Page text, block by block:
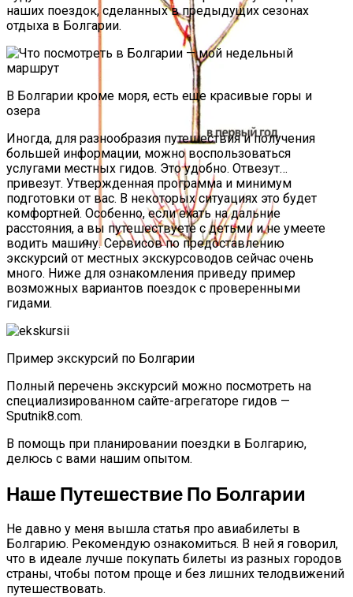
Схема, Как Обрезать Абрикос, Чтобы
Был Хороший Урожай
наших поездок, сделанных в предыдущих сезонах
отдыха в Болгарии.
В Болгарии кроме моря, есть еще красивые горы и
озера
Иногда, для разнообразия путешествия и получения
большей информации, можно воспользоваться
услугами местных гидов. Это удобно. Отвезут…
привезут. Утвержденная программа и минимум
подготовки от вас. В некоторых ситуациях это будет
комфортней. Особенно, если ехать на дальние
расстояния, а вы путешествуете с детьми и не умеете
водить машину. Сервисов по предоставлению
экскурсий от местных экскурсоводов сейчас очень
много. Ниже для ознакомления приведу пример
возможных вариантов поездок с проверенными
гидами.
Пример экскурсий по Болгарии
Полный перечень экскурсий можно посмотреть на
специализированном сайте-агрегаторе гидов —
Sputnik8.com.
В помощь при планировании поездки в Болгарию,
делюсь с вами нашим опытом.
Наше Путешествие По Болгарии
Не давно у меня вышла статья про авиабилеты в
Болгарию. Рекомендую ознакомиться. В ней я говорил,
что в идеале лучше покупать билеты из разных городов
страны, чтобы потом проще и без лишних телодвижений
путешествовать.